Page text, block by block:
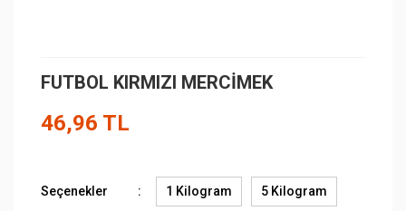
FUTBOL KIRMIZI MERCİMEK
46,96 TL
Seçenekler 1 Kilogram 5 Kilogram